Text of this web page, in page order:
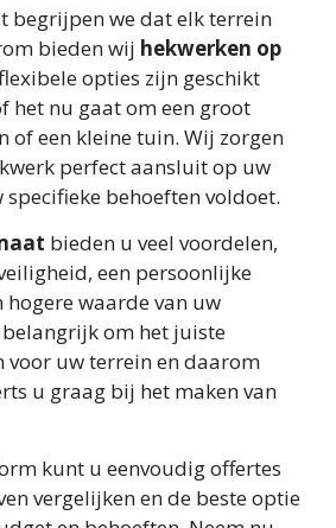
begrijpen we dat elk terrein
bieden wij hekwerken op
opties zijn geschikt
het nu gaat om een groot
of een kleine tuin. Wij zorgen
perfect aansluit op uw
behoeften voldoet.
bieden u veel voordelen,
een persoonlijke
waarde van uw
om het juiste
voor uw terrein en daarom
u graag bij het maken van
kunt u eenvoudig offertes
vergelijken en de beste optie